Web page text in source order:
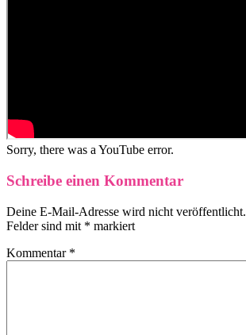
Sorry, there was a YouTube error.
Schreibe einen Kommentar
Deine E-Mail-Adresse wird nicht veröffentlicht.
Felder sind mit * markiert
Kommentar *